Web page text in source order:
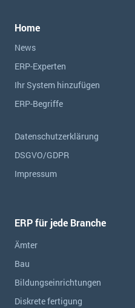
Home
News
ERP-Experten
Ihr System hinzufügen
ERP-Begriffe
Datenschutzerklärung
DSGVO/GDPR
Impressum
ERP für jede Branche
Ämter
Bau
Bildungseinrichtungen
Diskrete fertigung